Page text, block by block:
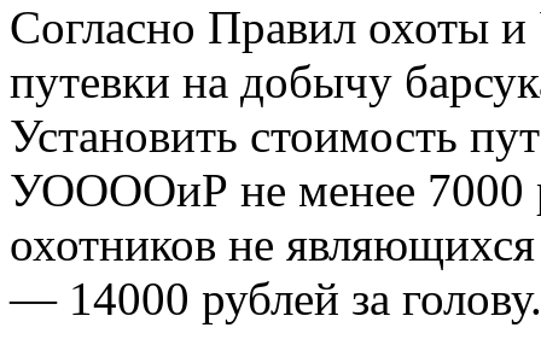
Согласно Правил охоты и
путевки на добычу
Установить стоимость
УООООиР не менее 7000
охотников не
— 14000 рублей за голову.